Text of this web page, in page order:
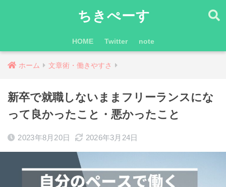
ちきぺーす
HOME Twitter note
ホーム 文章術・働きやすさ
新卒で就職しないままフリーランスにな
って良かったこと・悪かったこと
2023年8月20日 2026年3月24日